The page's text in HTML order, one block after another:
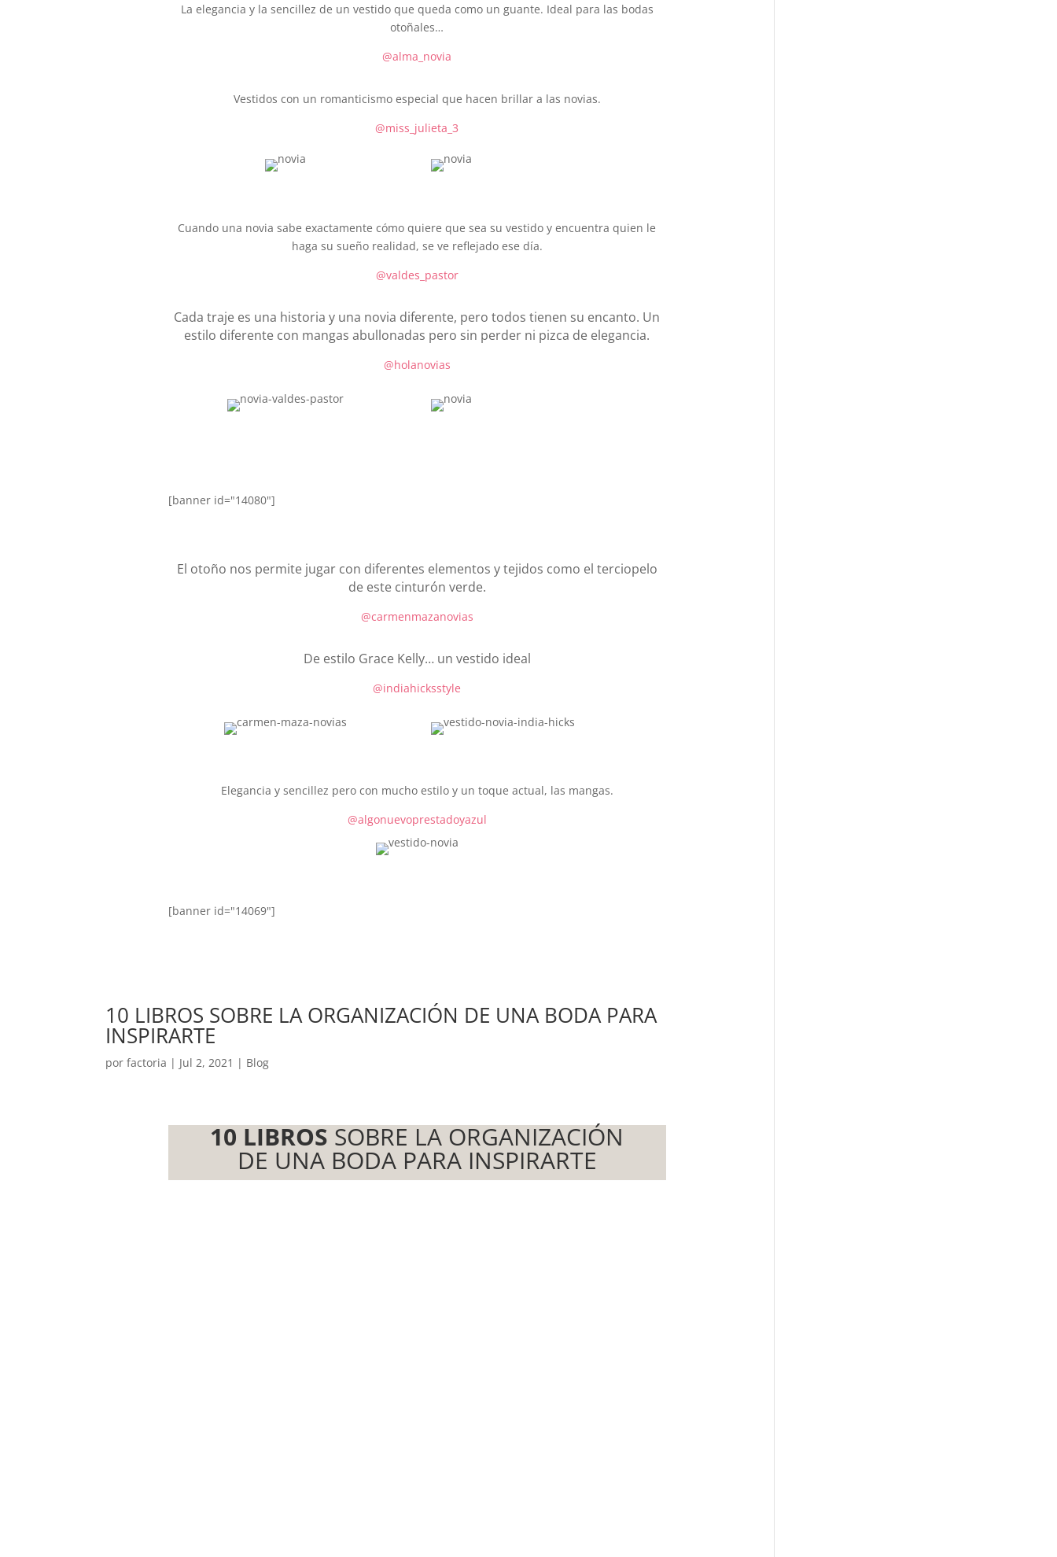
La elegancia y la sencillez de un vestido que queda como un guante. Ideal para las bodas
otoñales…
@alma_novia
Vestidos con un romanticismo especial que hacen brillar a las novias.
@miss_julieta_3
Cuando una novia sabe exactamente cómo quiere que sea su vestido y encuentra quien le
haga su sueño realidad, se ve reflejado ese día.
@valdes_pastor
Cada traje es una historia y una novia diferente, pero todos tienen su encanto. Un
estilo diferente con mangas abullonadas pero sin perder ni pizca de elegancia.
@holanovias
[banner id="14080"]
El otoño nos permite jugar con diferentes elementos y tejidos como el terciopelo
de este cinturón verde.
@carmenmazanovias
De estilo Grace Kelly… un vestido ideal
@indiahicksstyle
Elegancia y sencillez pero con mucho estilo y un toque actual, las mangas.
@algonuevoprestadoyazul
[banner id="14069"]
10 LIBROS SOBRE LA ORGANIZACIÓN DE UNA BODA PARA
INSPIRARTE
porfactoria | Jul 2, 2021 | Blog
10 LIBROS SOBRE LA ORGANIZACIÓN
DE UNA BODA PARA INSPIRARTE